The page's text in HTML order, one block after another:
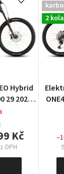
Hybrid
29 2026
Kč
DPH
2